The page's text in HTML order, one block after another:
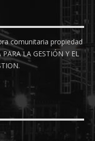
comunitaria propiedad
LA GESTIÓN Y EL